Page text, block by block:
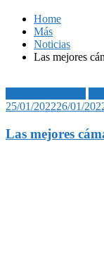
Home
Más
Noticias
Las mejores
25/01/202226/01/
Las mejores